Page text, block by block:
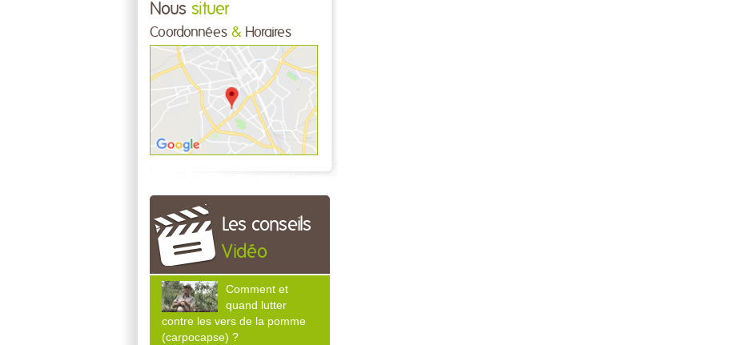
Nous situer
Coordonnées & Horaires
Les conseils
Vidéo
Comment et
quand lutter
contre les vers de la pomme
(carpocapse) ?